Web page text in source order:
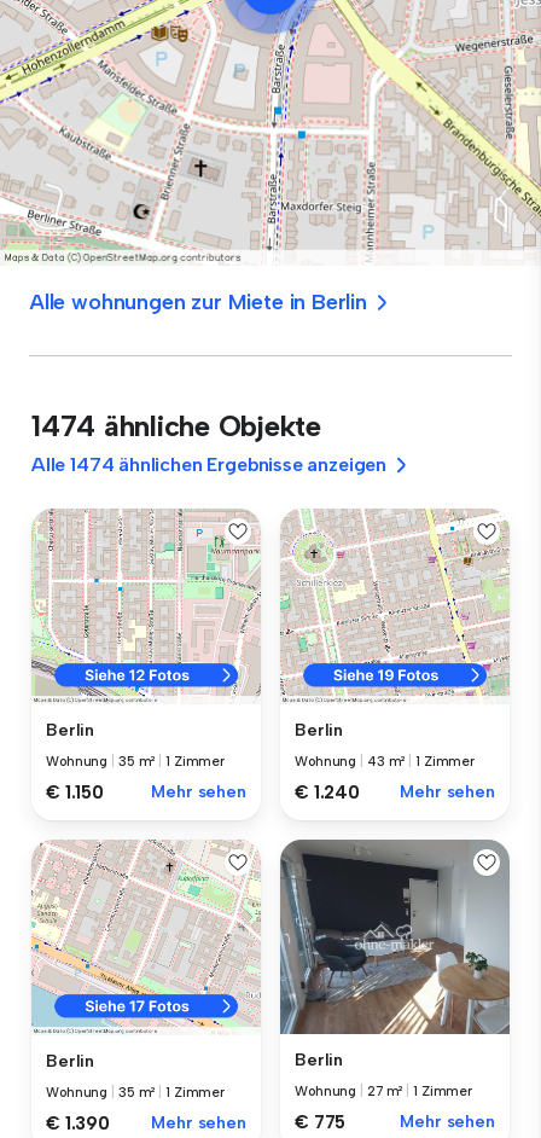
Alle wohnungen zur Miete in Berlin
1474 ähnliche Objekte
Alle 1474 ähnlichen Ergebnisse anzeigen
Berlin
Wohnung 35 m² |1 Zimmer
€ 1.150 Mehr sehen
Berlin
Wohnung 43 m² |1 Zimmer
€ 1.240 Mehr sehen
Berlin
Wohnung 35 m² |1 Zimmer
€ 1.390 Mehr sehen
Berlin
Wohnung 27 m² |1 Zimmer
€ 775 Mehr sehen